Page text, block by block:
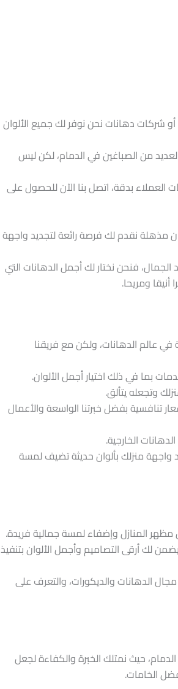
شركات دهانات نحن نوفر لك جميع الألوان
من الصباغين في الدمام، لكن ليس
العملاء بدقة، اتصل بنا الآن للحصول على
مذهلة نقدم لك فرصة رائعة لتجديد واجهة
الجمال، فنحن نختار لك أجمل الدهانات التي
ومريحا.
في عالم الدهانات، ولكن مع فريقنا
بما في ذلك اختيار أجمل الألوان.
وتجعله يتألق.
تنافسية بفضل خبرتنا الواسعة والأعمال
الخارجية.
واجهة منزلك بألوان حديثة تضيف لمسة
مظهر المنازل وإضفاء لمسة جمالية فريدة.
لك أرقى التصاميم وأجمل الألوان بتنفيذ
الدهانات والديكورات، والتعرف على
حيث نمتلك الخبرة والكفاءة لجعل
الخامات.